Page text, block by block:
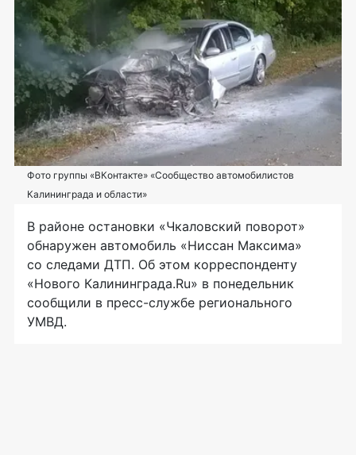
Фото группы «ВКонтакте» «Сообщество автомобилистов
Калининграда и области»
В районе остановки «Чкаловский поворот»
обнаружен автомобиль «Ниссан Максима»
со следами ДТП. Об этом корреспонденту
«Нового Калининграда.Ru» в понедельник
сообщили в пресс-службе регионального
УМВД.